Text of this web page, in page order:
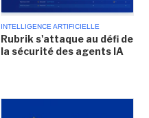
INTELLIGENCE ARTIFICIELLE
Rubrik s'attaque au défi de
la sécurité des agents IA